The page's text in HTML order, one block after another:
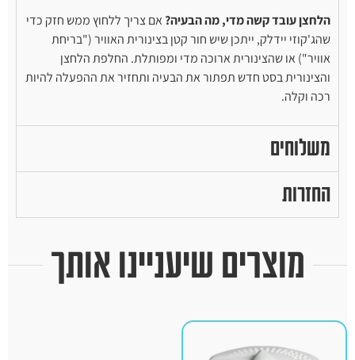
הלחצן עובד קשה מדי, מה הבעיה? אם צריך ללחוץ ממש חזק כדי
שהג'קוזי יידלק, ייתכן שיש חור קטן בצינורית האוויר ("בריחת
אוויר") או שהצינורית ארוכה מדי ומפותלת. החלפת הלחצן
והצינורית בסט חדש תפתור את הבעיה ותחזיר את ההפעלה להיות
רכה וקלה.
משלוחים
החזרות
מוצרים שיעניינו אותך